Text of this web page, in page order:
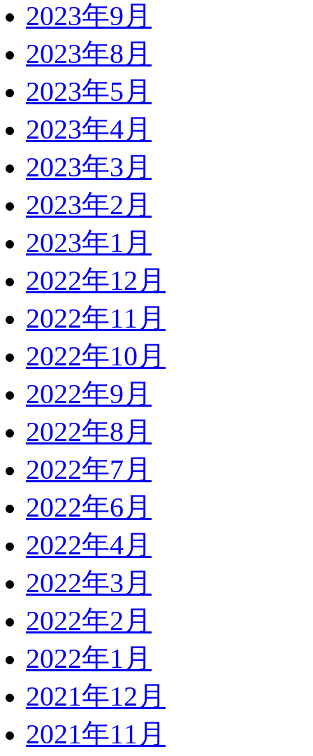
2023年9月
2023年8月
2023年5月
2023年4月
2023年3月
2023年2月
2023年1月
2022年12月
2022年11月
2022年10月
2022年9月
2022年8月
2022年7月
2022年6月
2022年4月
2022年3月
2022年2月
2022年1月
2021年12月
2021年11月